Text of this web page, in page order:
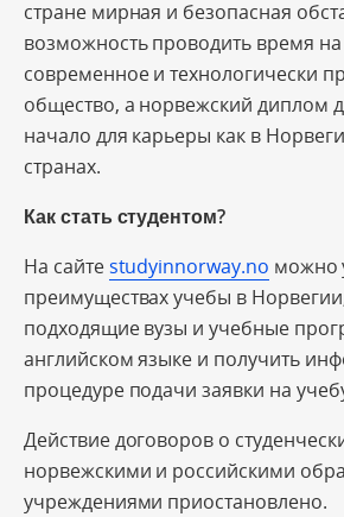
стране мирная и безопасная
возможность проводить время
современное и технологически
общество, а норвежский диплом
начало для карьеры как в
странах.
Как стать студентом?
На сайтеstudyinnorway.no можно
преимуществах учебы в
подходящие вузы и учебные
английском языке и получить
процедуре подачи заявки на
Действие договоров о
норвежскими и российскими
учреждениями приостановлено.